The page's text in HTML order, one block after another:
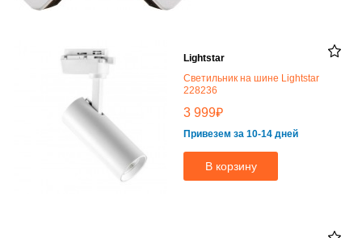
Lightstar
Светильник на шине Lightstar
228236
3 999₽
Привезем за 10-14 дней
В корзину